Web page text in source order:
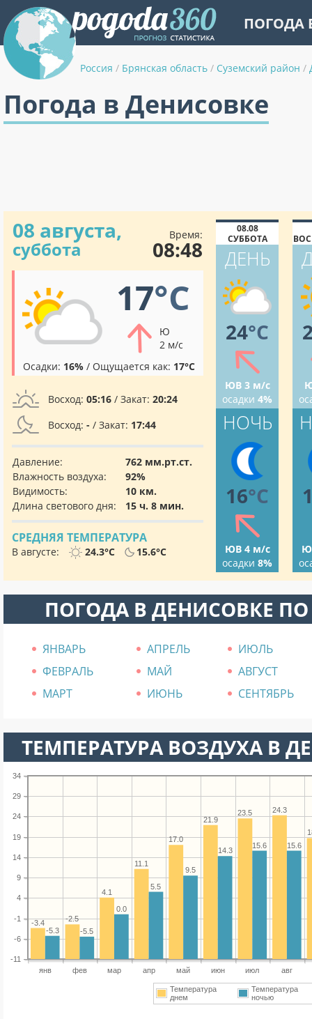
ПОГОДА
Россия / Брянская область / Суземский район /
Погода в Денисовке
08 августа,
суббота
Время:
08:48
17°C
Ю
2 м/с
Осадки: 16% / Ощущается как: 17°C
Восход: 05:16 / Закат: 20:24
Восход: - / Закат: 17:44
Давление:
762 мм.рт.ст.
Влажность воздуха:
92%
Видимость:
10 км.
Длина светового дня:
15 ч. 8 мин.
СРЕДНЯЯ ТЕМПЕРАТУРА
В августе: 24.3°C 15.6°C
08.08
СУББОТА
ДЕНЬ
24°C
ЮВ 3 м/с
осадки 4%
НОЧЬ
16°C
ЮВ 4 м/с
осадки 8%
ПОГОДА В ДЕНИСОВКЕ
ЯНВАРЬ АПРЕЛЬ
ИЮЛЬ
ФЕВРАЛЬ
МАЙ
АВГУСТ
МАРТ
ИЮНЬ СЕНТЯБРЬ
ТЕМПЕРАТУРА ВОЗДУХА В
янв фев мар апр май июн июл авг
-11
-6
-1
4
9
14
19
24
29
34
24.3
23.5
21.9
17.0
11.1
4.1
-2.5
-3.4
15.6
15.6
14.3
9.5
5.5
0.0
-5.5
-5.3
Температура
днем
Температура
ночью